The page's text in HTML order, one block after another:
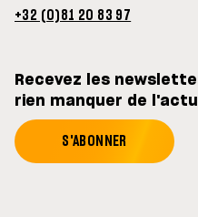
+32 (0)81 20 83 97
Recevez les
rien manquer de
S'ABONNER